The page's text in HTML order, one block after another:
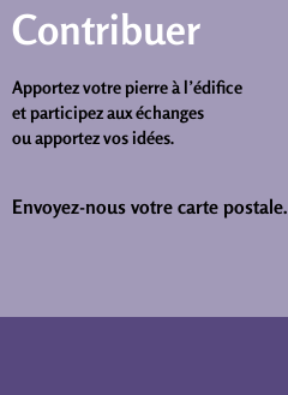
Contribuer
Apportez votre pierre à l’édifice
et participez aux échanges
ou apportez vos idées.
Envoyez-nous votre carte postale.